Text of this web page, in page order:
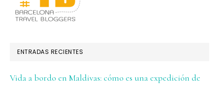
ENTRADAS RECIENTES
Vida a bordo en Maldivas: cómo es una expedición de